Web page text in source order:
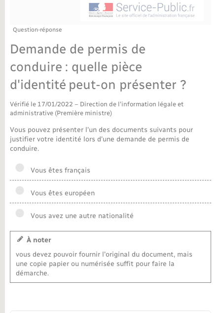
Parrainage civil
Recensement militaire
Concessions funéraires
Petite enfance
Info jeunes
Maison des jeunes (11-17 ans)
Associations
Saison culturelle
Sport
Tourisme
Nouvel habitant
Nouvelle activité
Travaux - Autorisation d’occupation de l’espace
Publications
Agenda
Budget
La Communauté de communes
Plan interactif
Question-réponse
Demande de permis de
conduire : quelle pièce
d'identité peut-on présenter ?
Vérifié le 17/01/2022 – Direction de l'information légale et
administrative (Première ministre)
Vous pouvez présenter l'un des documents suivants pour
justifier votre identité lors d'une demande de permis de
conduire.
Vous êtes français
Vous êtes européen
Vous avez une autre nationalité
À noter
vous devez pouvoir fournir l'original du document, mais
une copie papier ou numérisée suffit pour faire la
démarche.